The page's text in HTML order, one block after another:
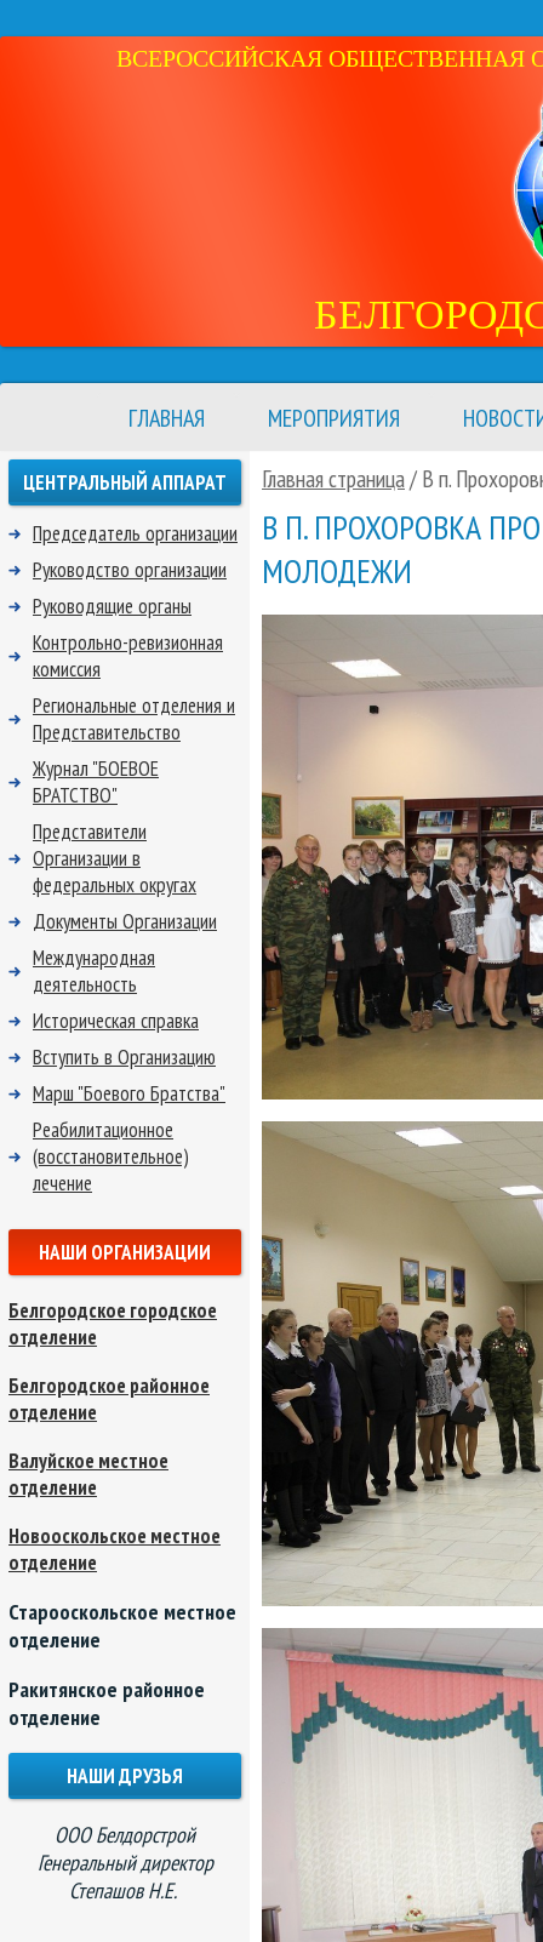
ВСЕРОССИЙСКАЯ ОБЩЕСТВЕННАЯ
ГЛАВНАЯ МЕРОПРИЯТИЯ
Главная страница/ В п.
В П. ПРОХОРОВКА
МОЛОДЕЖИ
ЦЕНТРАЛЬНЫЙ АППАРАТ
Председатель организации
Руководство организации
Руководящие органы
Контрольно-ревизионная
комиссия
Региональные отделения и
Представительство
Журнал "БОЕВОЕ
БРАТСТВО"
Представители
Организации в
федеральных округах
Документы Организации
Международная
деятельность
Историческая справка
Вступить в Организацию
Марш "Боевого Братства"
Реабилитационное
(восстановительное)
лечение
НАШИ ОРГАНИЗАЦИИ
Белгородское городское
отделение
Белгородское районное
отделение
Валуйское местное
отделение
Новооскольское местное
отделение
Старооскольское местное
отделение
Ракитянское районное
отделение
НАШИ ДРУЗЬЯ
ООО Белдорстрой
Генеральный директор
Степашов Н.Е.